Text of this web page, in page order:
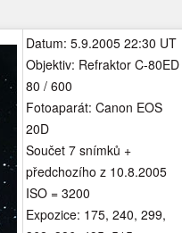
Datum: 5.9.2005 22:30 UT
Objektiv: Refraktor C-80ED
80 / 600
Fotoaparát: Canon EOS
20D
Součet 7 snímků +
předchozího z 10.8.2005
ISO = 3200
Expozice: 175, 240, 299,